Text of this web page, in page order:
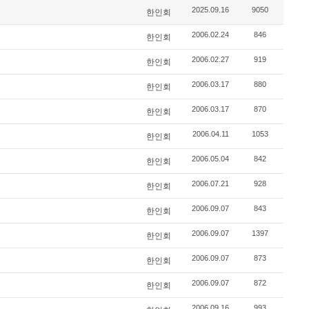
한인회 2025.09.16 9050
한인회 2006.02.24 846
한인회 2006.02.27 919
한인회 2006.03.17 880
한인회 2006.03.17 870
한인회 2006.04.11 1053
한인회 2006.05.04 842
한인회 2006.07.21 928
한인회 2006.09.07 843
한인회 2006.09.07 1397
한인회 2006.09.07 873
한인회 2006.09.07 872